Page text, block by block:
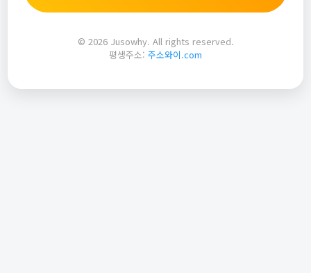
© 2026 Jusowhy. All rights reserved.
평생주소: 주소와이.com